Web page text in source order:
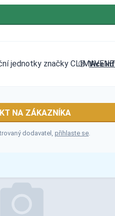
jednotky značky Více
NA ZÁKAZNÍKA
dodavatel, přihlaste se.